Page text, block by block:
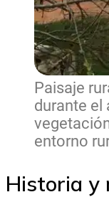
Paisaje
durante el
entorno
Historia y